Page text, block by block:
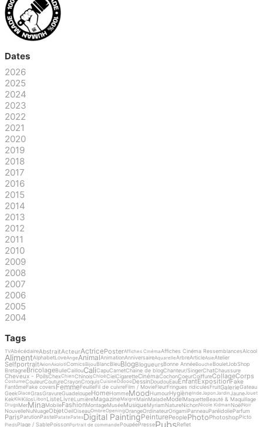
Dates
2026
2025
2024
2023
2022
2021
2020
2019
2018
2017
2016
2015
2014
2013
2012
2011
2010
2009
2008
2007
2006
2005
2004
Tags
TVAbécédaireAbstraitActeurActricePosterAffiches CinémaAffiches Cinéma RessemblancesAlcool
AlimentAlphabetLoveAngeAnimalAnimationAnniversaireAquarelleArbreArticleAsieAtelier
SelfportraitAvionAxolotlComicsBijou BlancBleuBlogBlogueursBonne AnnéeBouche BouletJobShop
BretagneBricolageBulleCaillouCaliCapuCarnetChaine de blogChanteur/SingerChatChaussure
Cheveux - PoilsChexChienChinoisChloéCielCigaretteCinémaCochonCoeurCoiffureCollageCorps
CostumeCouleurCoutureCrayonCroquisCuisineDdoooDessinDoudouEauEnfantExpositionFake
FantômeFake coversFemmeFeuilleFil de cuivreFilm / MovieFleurFringues ridiculesFruitGalerieGateau
GeekGlaceGrasGravureGuadeloupeHomeHommeMoodHumourHygièneIndeJaponJardinJauneJouet
KekKikiKilosLibon ListeLivreLumièreMagazineMaigre MainMaladeModelMaquetteBeauté & Maquillage
DrugsMerMinaMobileFashionMontageMuséeMusiqueMyriamNatureNichonNicole Kidman NoëlNoir
NouvelleNuNuageObjetOeilOiseauOmbreOpeningOrangeOrdinateurOrigamiPanneauParéidolieParfum
ParisParutionPastelPatatePatesDigital PaintingPeinturePeoplePhotoPhotoshopPicto
PiedsPlage / SablePoissonPortrait de commande PoupéePresse Reflet